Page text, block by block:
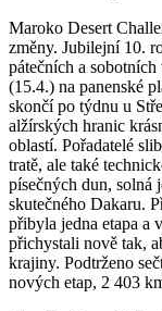
Maroko Desert
změny. Jubilejní 10.
pátečních a
(15.4.) na panenské
skončí po týdnu u
alžírských hranic
oblastí. Pořadatelé
tratě, ale také
písečných dun, solná
skutečného Dakaru.
přibyla jedna etapa a
přichystali nově tak,
krajiny. Podtrženo
nových etap, 2 403